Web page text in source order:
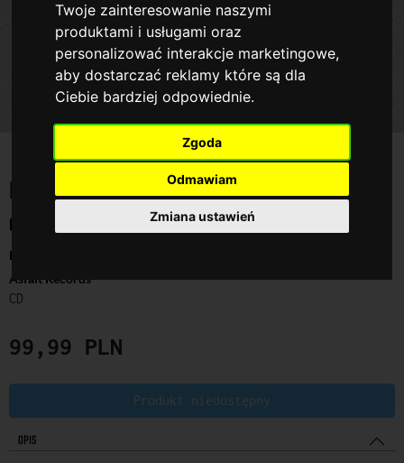
Twoje zainteresowanie naszymi
produktami i usługami oraz
personalizować interakcje marketingowe,
aby dostarczać reklamy które są dla
Ciebie bardziej odpowiednie.
Zgoda
Odmawiam
Zmiana ustawień
KARTAGINA
O.S.T.R. & MARCO POLO
Hip Hop PL
Asfalt Records
CD
99,99 PLN
Produkt niedostępny
OPIS